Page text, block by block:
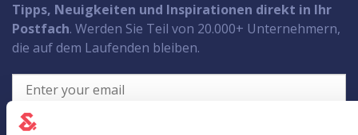
Tipps, Neuigkeiten und Inspirationen direkt in Ihr
Postfach. Werden Sie Teil von 20.000+ Unternehmern,
die auf dem Laufenden bleiben.